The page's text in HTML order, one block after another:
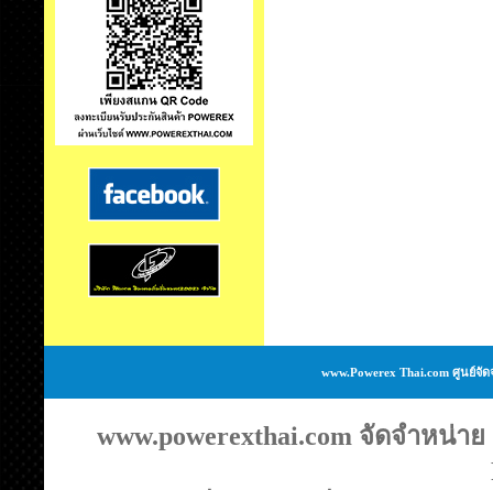
www.Powerex Thai.com ศูนย์
www.powerexthai.com จัดจำหน่